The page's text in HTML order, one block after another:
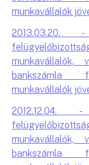
munkavállalók
2013.03.20.
bankszámla
munkavállalók
2012.12.04.
bankszámla